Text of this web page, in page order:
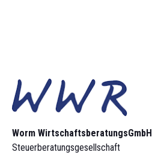
Worm Wirtschaftsberatungs­GmbH
Steuerberatungsgesellschaft